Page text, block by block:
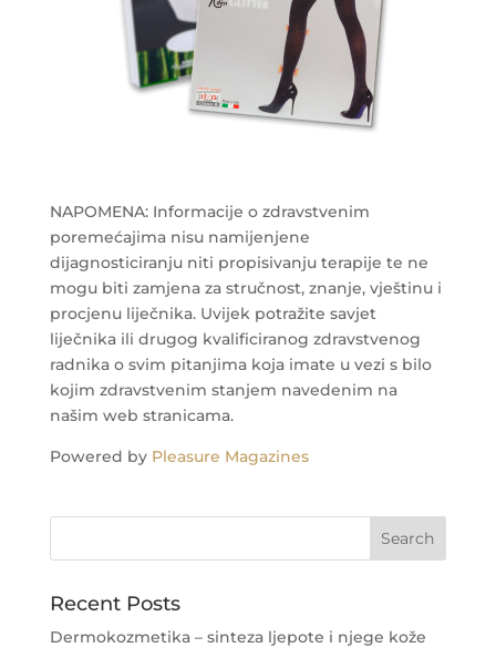
NAPOMENA: Informacije o zdravstvenim
poremećajima nisu namijenjene
dijagnosticiranju niti propisivanju terapije te ne
mogu biti zamjena za stručnost, znanje, vještinu i
procjenu liječnika. Uvijek potražite savjet
liječnika ili drugog kvalificiranog zdravstvenog
radnika o svim pitanjima koja imate u vezi s bilo
kojim zdravstvenim stanjem navedenim na
našim web stranicama.
Powered by Pleasure Magazines
Recent Posts
Dermokozmetika – sinteza ljepote i njege kože